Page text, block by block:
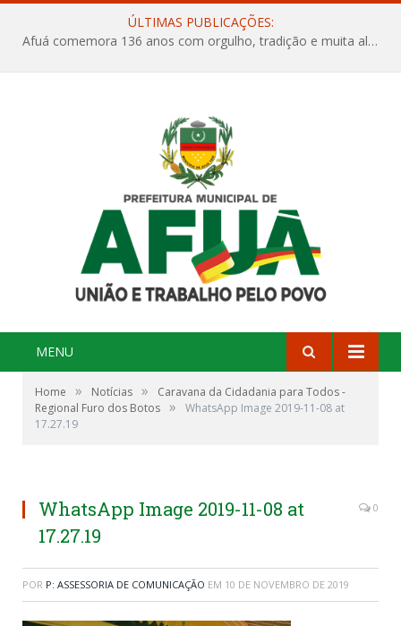
ÚLTIMAS PUBLICAÇÕES:
Afuá comemora 136 anos com orgulho, tradição e muita alegria na Quadra Dr. Nelson Salomão
MENU
Home » Notícias »
Caravana da Cidadania para Todos -
Regional Furo dos Botos »
WhatsApp Image 2019-11-08 at
17.27.19
WhatsApp Image 2019-11-08 at
17.27.19
0
POR P: ASSESSORIA DE COMUNICAÇÃO EM 10 DE NOVEMBRO DE 2019